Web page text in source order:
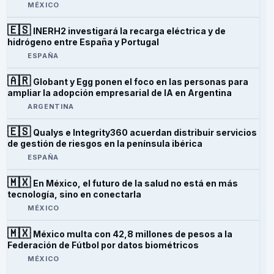
MÉXICO
🇪🇸 INERH2 investigará la recarga eléctrica y de
hidrógeno entre España y Portugal
ESPAÑA
🇦🇷 Globant y Egg ponen el foco en las personas para
ampliar la adopción empresarial de IA en Argentina
ARGENTINA
🇪🇸 Qualys e Integrity360 acuerdan distribuir servicios
de gestión de riesgos en la península ibérica
ESPAÑA
🇲🇽 En México, el futuro de la salud no está en más
tecnología, sino en conectarla
MÉXICO
🇲🇽 México multa con 42,8 millones de pesos a la
Federación de Fútbol por datos biométricos
MÉXICO